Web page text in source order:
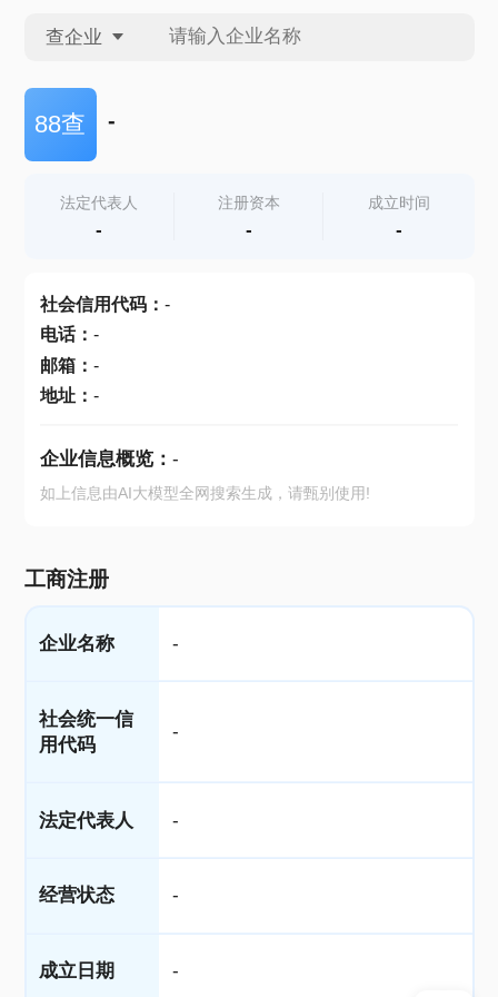
查企业
查企业
查产地
88查 -
法定代表人
-
注册资本
-
成立时间
-
社会信用代码： -
电话： -
邮箱： -
地址： -
企业信息概览： -
如上信息由AI大模型全网搜索生成，请甄别使用!
工商注册
企业名称 -
社会统一信
用代码
-
法定代表人 -
经营状态 -
成立日期 -